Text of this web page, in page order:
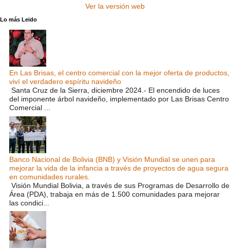
Ver la versión web
Lo más Leido
En Las Brisas, el centro comercial con la mejor oferta de productos,
viví el verdadero espíritu navideño
Santa Cruz de la Sierra, diciembre 2024.- El encendido de luces
del imponente árbol navideño, implementado por Las Brisas Centro
Comercial ...
Banco Nacional de Bolivia (BNB) y Visión Mundial se unen para
mejorar la vida de la infancia a través de proyectos de agua segura
en comunidades rurales.
Visión Mundial Bolivia, a través de sus Programas de Desarrollo de
Área (PDA), trabaja en más de 1.500 comunidades para mejorar
las condici...